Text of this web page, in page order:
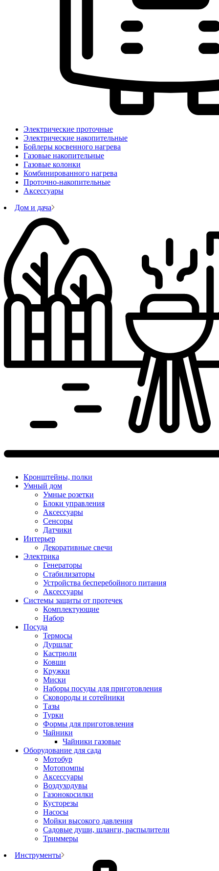
Электрические проточные
Электрические накопительные
Бойлеры косвенного нагрева
Газовые накопительные
Газовые колонки
Комбинированного нагрева
Проточно-накопительные
Аксессуары
Дом и дача
Кронштейны, полки
Умный дом
Умные розетки
Блоки управления
Аксессуары
Сенсоры
Датчики
Интерьер
Декоративные свечи
Электрика
Генераторы
Стабилизаторы
Устройства бесперебойного питания
Аксессуары
Системы защиты от протечек
Комплектующие
Набор
Посуда
Термосы
Дуршлаг
Кастрюли
Ковши
Кружки
Миски
Наборы посуды для приготовления
Сковороды и сотейники
Тазы
Турки
Формы для приготовления
Чайники
Чайники газовые
Оборудование для сада
Мотобур
Мотопомпы
Аксессуары
Воздуходувы
Газонокосилки
Кусторезы
Насосы
Мойки высокого давления
Садовые души, шланги, распылители
Триммеры
Инструменты